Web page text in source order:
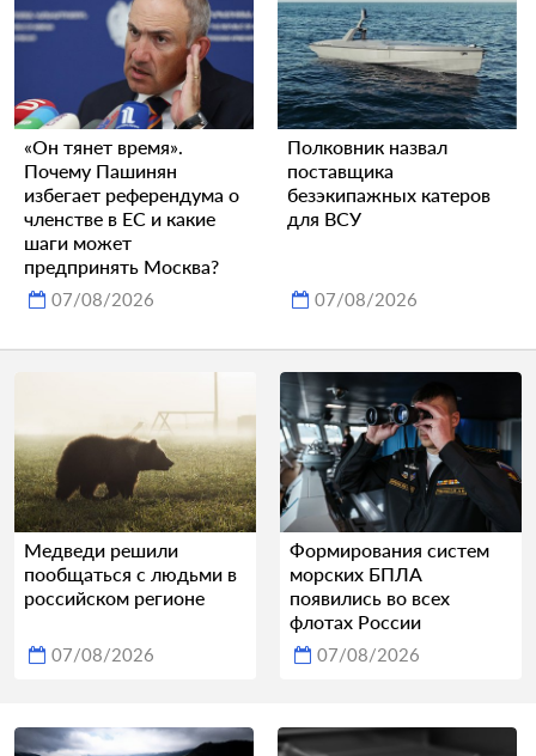
«Он тянет время».
Почему Пашинян
избегает референдума о
членстве в ЕС и какие
шаги может
предпринять Москва?
07/08/2026
Полковник назвал
поставщика
безэкипажных катеров
для ВСУ
07/08/2026
Медведи решили
пообщаться с людьми в
российском регионе
07/08/2026
Формирования систем
морских БПЛА
появились во всех
флотах России
07/08/2026